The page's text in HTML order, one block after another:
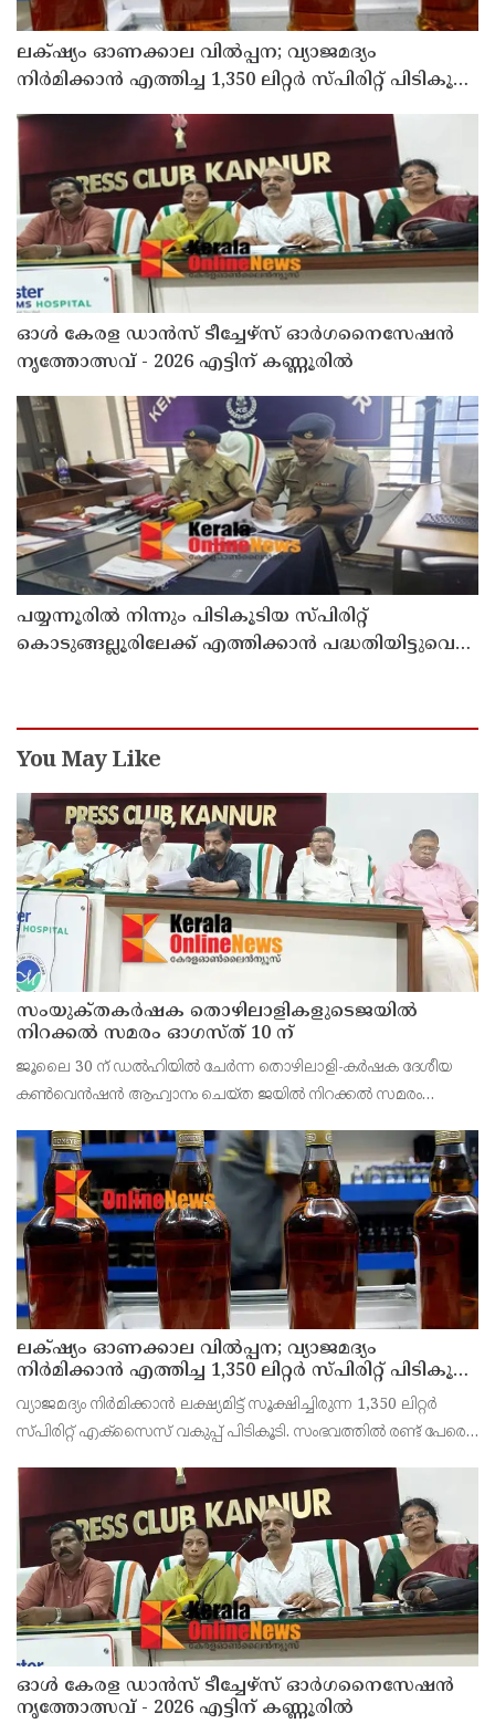
ലക്‌ഷ്യം ഓണക്കാല വിൽപ്പന; വ്യാജമദ്യം
നിർമിക്കാൻ എത്തിച്ച 1,350 ലിറ്റർ സ്പിരിറ്റ് പിടികൂടി;
ഓൾ കേരള ഡാൻസ് ടീച്ചേഴ്സ് ഓർഗനൈസേഷൻ
നൃത്തോത്സവ് - 2026 എട്ടിന് കണ്ണൂരിൽ
പയ്യന്നൂരിൽ നിന്നും പിടികൂടിയ സ്പിരിറ്റ്
കൊടുങ്ങല്ലൂരിലേക്ക് എത്തിക്കാൻ പദ്ധതിയിട്ടുവെന്ന്
You May Like
സംയുക്‌തകർഷക തൊഴിലാളികളുടെജയിൽ
നിറക്കൽ സമരം ഓഗസ്ത് 10 ന്
ജൂലൈ 30 ന് ഡൽഹിയിൽ ചേർന്ന തൊഴിലാളി-കർഷക ദേശീയ
കൺവെൻഷൻ ആഹ്വാനം ചെയ്ത ജയിൽ നിറക്കൽ സമരം
തൊഴിലാളി സംഘടനകളുടെ സംയുക്ത ജില്ലാ സമിതി
തീരുമാനിച്ചു.ഇതിന്റെ ഭാഗമായ
ലക്‌ഷ്യം ഓണക്കാല വിൽപ്പന; വ്യാജമദ്യം
നിർമിക്കാൻ എത്തിച്ച 1,350 ലിറ്റർ സ്പിരിറ്റ് പിടികൂടി;
രണ്ട് പേർ അറസ്റ്റിൽ
വ്യാജമദ്യം നിർമിക്കാൻ ലക്ഷ്യമിട്ട് സൂക്ഷിച്ചിരുന്ന 1,350 ലിറ്റർ
സ്പിരിറ്റ് എക്സൈസ് വകുപ്പ് പിടികൂടി. സംഭവത്തിൽ രണ്ട് പേരെ
കോട്ടക്കുളങ്ങരയിലെ ഹോളോബ്രിക
ഓൾ കേരള ഡാൻസ് ടീച്ചേഴ്സ് ഓർഗനൈസേഷൻ
നൃത്തോത്സവ് - 2026 എട്ടിന് കണ്ണൂരിൽ